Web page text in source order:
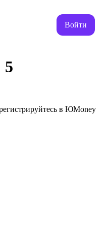
Войти
в ЮMoney